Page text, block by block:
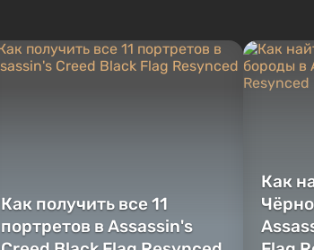
неприятности. И...
Игроку
Как получить все 11
портретов в Assassin's
Как